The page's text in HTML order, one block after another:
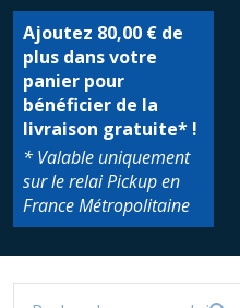
Ajoutez 80,00 € de
plus dans votre
panier pour
bénéficier de la
livraison gratuite* !
* Valable uniquement
sur le relai Pickup en
France Métropolitaine